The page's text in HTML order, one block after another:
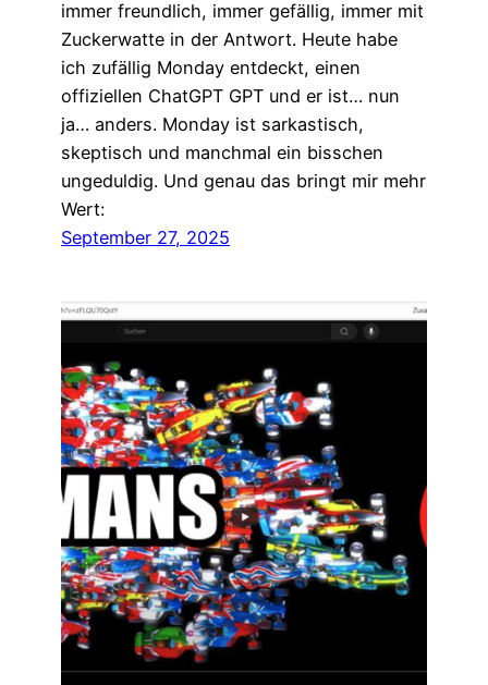
immer freundlich, immer gefällig, immer mit
Zuckerwatte in der Antwort. Heute habe
ich zufällig Monday entdeckt, einen
offiziellen ChatGPT GPT und er ist… nun
ja… anders. Monday ist sarkastisch,
skeptisch und manchmal ein bisschen
ungeduldig. Und genau das bringt mir mehr
Wert:
September 27, 2025